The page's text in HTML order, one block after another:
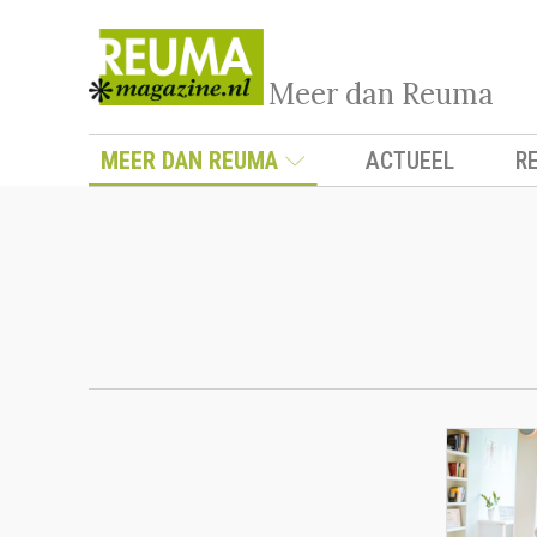
Meer dan Reuma
MEER DAN REUMA ACTUEEL